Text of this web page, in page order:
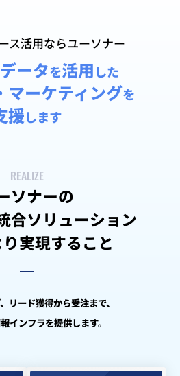
ス活用ならユーソナー
ータを活用した
ーケティングを
援します
REALIZE
ソナーの
合ソリューション
実現すること
リード獲得から受注まで、
インフラを提供します。